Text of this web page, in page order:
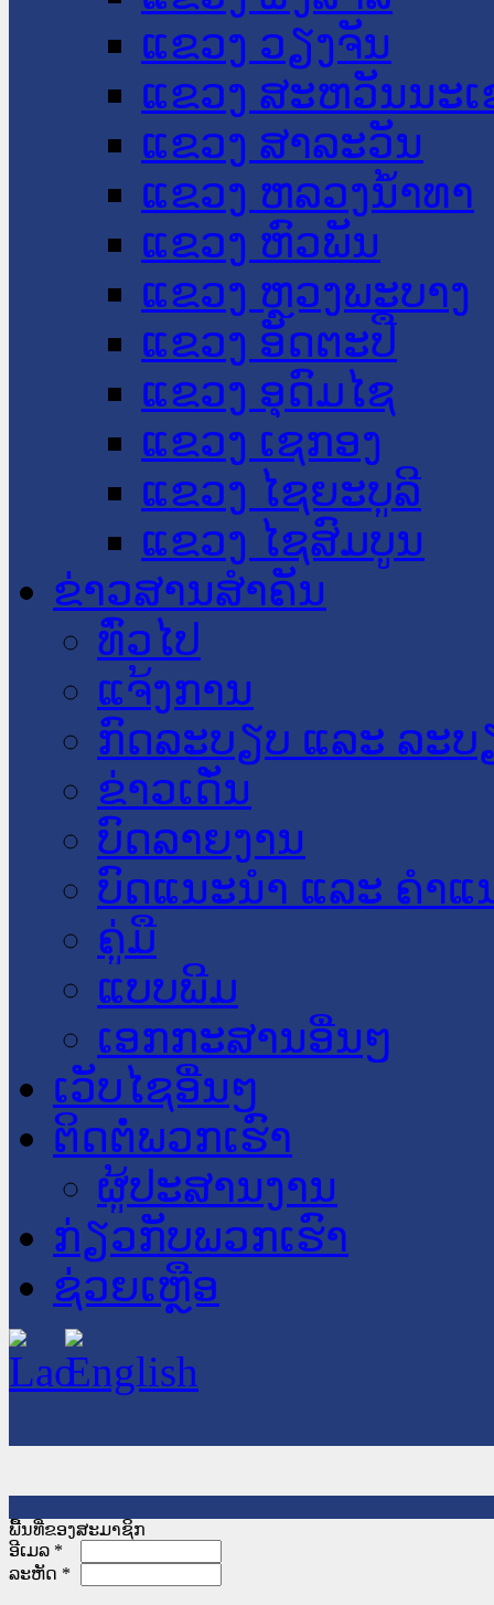
ແຂວງ ວຽງຈັນ
ແຂວງ ສະຫວັນນະ
ແຂວງ ສາລະວັນ
ແຂວງ ຫລວງນໍ້າທາ
ແຂວງ ຫົວພັນ
ແຂວງ ຫຼວງພະບາງ
ແຂວງ ອັດຕະປື
ແຂວງ ອຸດົມໄຊ
ແຂວງ ເຊກອງ
ແຂວງ ໄຊຍະບູລີ
ແຂວງ ໄຊສົມບູນ
ຂ່າວສານສໍາຄັນ
​ທົ່ວ​ໄປ
ແຈ້ງການ
ກົດລະບຽບ ແລະ ລະບ
ຂ່າວເດັ່ນ
ບົດລາຍງານ
ບົດແນະນໍາ ແລະ ຄໍາແ
ຄູ່ມື
ແບບພີມ
ເອກກະສານອື່ນໆ
ເວັບໄຊອື່ນໆ
ຕິດຕໍ່ພວກເຮົາ
ຜູ້ປະສານງານ
ກ່ຽວກັບພວກເຮົາ
ຊ່ວຍເຫຼືອ
ພື້ນທີ່ຂອງສະມາຊິກ
ອີເມລ *
ລະຫັດ *